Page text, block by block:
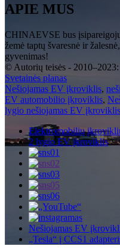
APIE MUS
CHINAEVSE bus
žemė taptų švaresnė ir
gyvenimas!
© Autorių teisės - 2010–2023:
Svetainės planas
Nešiojamas EV įkroviklis,
EV automobilio įkroviklis,
lygio nešiojamas EV įkroviklis
Elektromobilių
2 lygio EV įkroviklis
Nešiojamas EV
„Tesla“ į CCS1